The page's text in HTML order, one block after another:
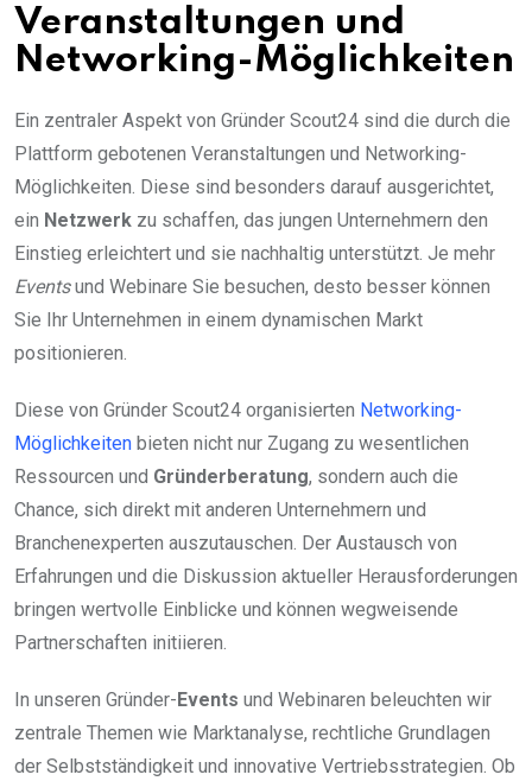
Veranstaltungen und
Networking-Möglichkeiten
Ein zentraler Aspekt von Gründer Scout24 sind die durch die
Plattform gebotenen Veranstaltungen und Networking-
Möglichkeiten. Diese sind besonders darauf ausgerichtet,
ein Netzwerk zu schaffen, das jungen Unternehmern den
Einstieg erleichtert und sie nachhaltig unterstützt. Je mehr
Eventsund Webinare Sie besuchen, desto besser können
Sie Ihr Unternehmen in einem dynamischen Markt
positionieren.
Diese von Gründer Scout24 organisierten Networking-
Möglichkeiten bieten nicht nur Zugang zu wesentlichen
Ressourcen und Gründerberatung, sondern auch die
Chance, sich direkt mit anderen Unternehmern und
Branchenexperten auszutauschen. Der Austausch von
Erfahrungen und die Diskussion aktueller Herausforderungen
bringen wertvolle Einblicke und können wegweisende
Partnerschaften initiieren.
In unseren Gründer- Events und Webinaren beleuchten wir
zentrale Themen wie Marktanalyse, rechtliche Grundlagen
der Selbstständigkeit und innovative Vertriebsstrategien. Ob